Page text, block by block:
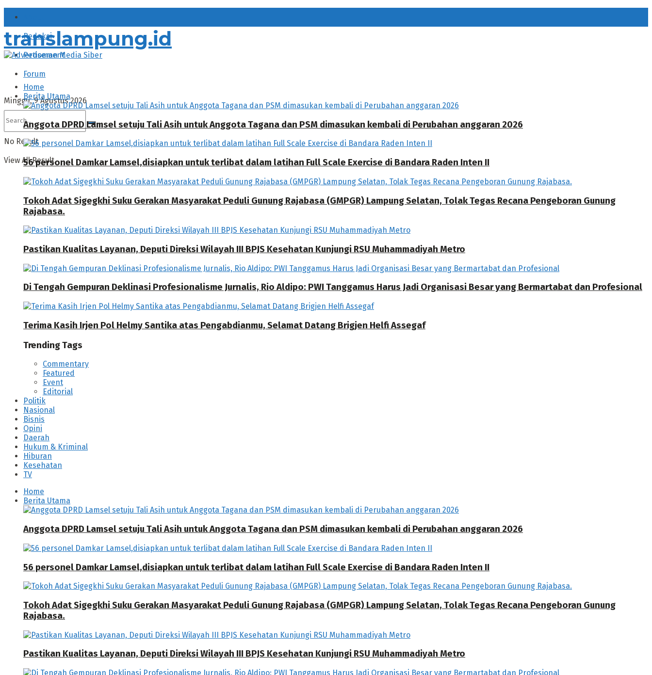
Redaksi
Pedoman Media Siber
Forum
Minggu, 9 Agustus 2026
No Result
View All Result
translampung.id
Home
Berita Utama
Anggota DPRD Lamsel setuju Tali Asih untuk Anggota Tagana dan PSM dimasukan kembali di Perubahan anggaran 2026
56 personel Damkar Lamsel,disiapkan untuk terlibat dalam latihan Full Scale Exercise di Bandara Raden Inten II
Tokoh Adat Sigegkhi Suku Gerakan Masyarakat Peduli Gunung Rajabasa (GMPGR) Lampung Selatan, Tolak Tegas Recana Pengeboran Gunung
Rajabasa.
Pastikan Kualitas Layanan, Deputi Direksi Wilayah III BPJS Kesehatan Kunjungi RSU Muhammadiyah Metro
Di Tengah Gempuran Deklinasi Profesionalisme Jurnalis, Rio Aldipo: PWI Tanggamus Harus Jadi Organisasi Besar yang Bermartabat dan Profesional
Terima Kasih Irjen Pol Helmy Santika atas Pengabdianmu, Selamat Datang Brigjen Helfi Assegaf
Trending Tags
Commentary
Featured
Event
Editorial
Politik
Nasional
Bisnis
Opini
Daerah
Hukum & Kriminal
Hiburan
Kesehatan
TV
Home
Berita Utama
Anggota DPRD Lamsel setuju Tali Asih untuk Anggota Tagana dan PSM dimasukan kembali di Perubahan anggaran 2026
56 personel Damkar Lamsel,disiapkan untuk terlibat dalam latihan Full Scale Exercise di Bandara Raden Inten II
Tokoh Adat Sigegkhi Suku Gerakan Masyarakat Peduli Gunung Rajabasa (GMPGR) Lampung Selatan, Tolak Tegas Recana Pengeboran Gunung
Rajabasa.
Pastikan Kualitas Layanan, Deputi Direksi Wilayah III BPJS Kesehatan Kunjungi RSU Muhammadiyah Metro